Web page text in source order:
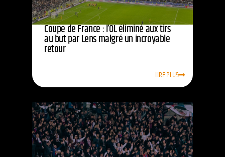
Coupe de France : l’OL éliminé aux tirs
au but par Lens malgré un incroyable
retour
LIRE PLUS